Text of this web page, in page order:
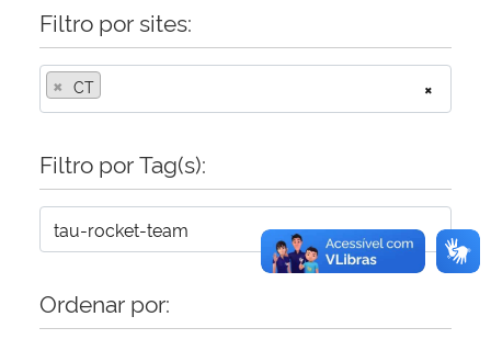
Banco Central do Brasil
Filtro por sites:
×
× CT
Filtro por Tag(s):
Ordenar por: